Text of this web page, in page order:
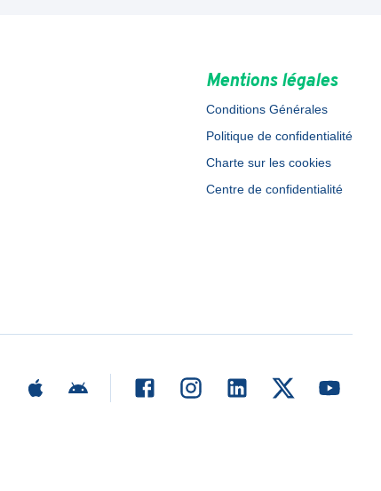
Mentions légales
Conditions Générales
Politique de confidentialité
Charte sur les cookies
Centre de confidentialité